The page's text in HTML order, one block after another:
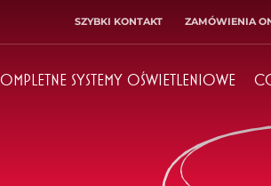
Księgowość
SZYBKI KONTAKT ZAMÓWIENIA
SYSTEMY OŚWIETLENIOWE